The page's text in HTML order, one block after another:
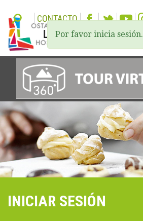
CONTACTO
Por favor inicia sesión.
INICIAR SESIÓN